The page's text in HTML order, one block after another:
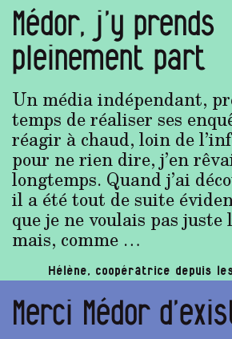
Médor, j’y prends
pleinement part
Un média indépendant,
temps de réaliser ses
réagir à chaud, loin de
pour ne rien dire, j’en
longtemps. Quand j’ai
il a été tout de suite
que je ne voulais pas juste
mais, comme …
Hélène, coopératrice depuis
Merci Médor